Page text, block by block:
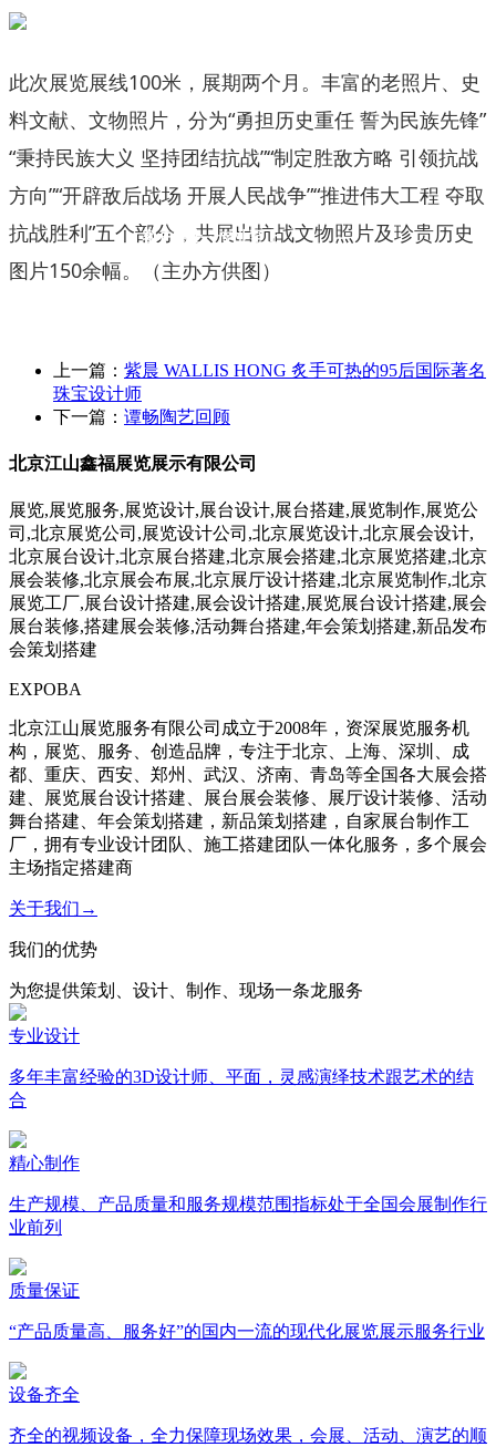
客户至上 · 专业至上
此次展览展线100米，展期两个月。丰富的老照片、史
料文献、文物照片，分为“勇担历史重任 誓为民族先锋”
“秉持民族大义 坚持团结抗战”“制定胜敌方略 引领抗战
方向”“开辟敌后战场 开展人民战争”“推进伟大工程 夺取
抗战胜利”五个部分，共展出抗战文物照片及珍贵历史
图片150余幅。（主办方供图）
上一篇： 紫晨 WALLIS HONG 炙手可热的95后国际著名
珠宝设计师
下一篇： 谭畅陶艺回顾
北京江山鑫福展览展示有限公司
展览,展览服务,展览设计,展台设计,展台搭建,展览制作,展览公
司,北京展览公司,展览设计公司,北京展览设计,北京展会设计,
北京展台设计,北京展台搭建,北京展会搭建,北京展览搭建,北京
展会装修,北京展会布展,北京展厅设计搭建,北京展览制作,北京
展览工厂,展台设计搭建,展会设计搭建,展览展台设计搭建,展会
展台装修,搭建展会装修,活动舞台搭建,年会策划搭建,新品发布
会策划搭建
EXPOBA
北京江山展览服务有限公司成立于2008年，资深展览服务机
构，展览、服务、创造品牌，专注于北京、上海、深圳、成
都、重庆、西安、郑州、武汉、济南、青岛等全国各大展会搭
建、展览展台设计搭建、展台展会装修、展厅设计装修、活动
舞台搭建、年会策划搭建，新品策划搭建，自家展台制作工
厂，拥有专业设计团队、施工搭建团队一体化服务，多个展会
主场指定搭建商
关于我们→
我们的优势
为您提供策划、设计、制作、现场一条龙服务
专业设计
多年丰富经验的3D设计师、平面，灵感演绎技术跟艺术的结
合
精心制作
生产规模、产品质量和服务规模范围指标处于全国会展制作行
业前列
质量保证
“产品质量高、服务好”的国内一流的现代化展览展示服务行业
设备齐全
齐全的视频设备，全力保障现场效果，会展、活动、演艺的顺